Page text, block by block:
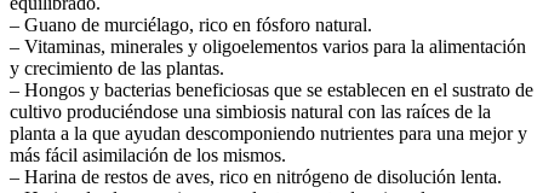
– Guano de murciélago, rico en fósforo natural.
– Vitaminas, minerales y oligoelementos varios para la alimentación
y crecimiento de las plantas.
– Hongos y bacterias beneficiosas que se establecen en el sustrato de
cultivo produciéndose una simbiosis natural con las raíces de la
planta a la que ayudan descomponiendo nutrientes para una mejor y
más fácil asimilación de los mismos.
– Harina de restos de aves, rico en nitrógeno de disolución lenta.